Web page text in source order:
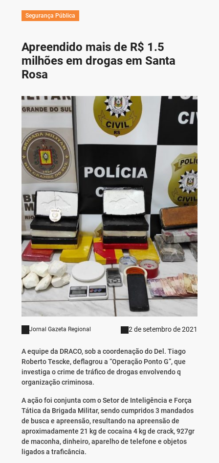
Segurança Pública
Apreendido mais de R$ 1.5
milhões em drogas em Santa
Rosa
Jornal Gazeta Regional 2 de setembro de 2021
A equipe da DRACO, sob a coordenação do Del. Tiago
Roberto Tescke, deflagrou a “Operação Ponto G”, que
investiga o crime de tráfico de drogas envolvendo q
organização criminosa.
A ação foi conjunta com o Setor de Inteligência e Força
Tática da Brigada Militar, sendo cumpridos 3 mandados
de busca e apreensão, resultando na apreensão de
aproximadamente 21 kg de cocaína 4 kg de crack, 927gr
de maconha, dinheiro, aparelho de telefone e objetos
ligados a traficância.